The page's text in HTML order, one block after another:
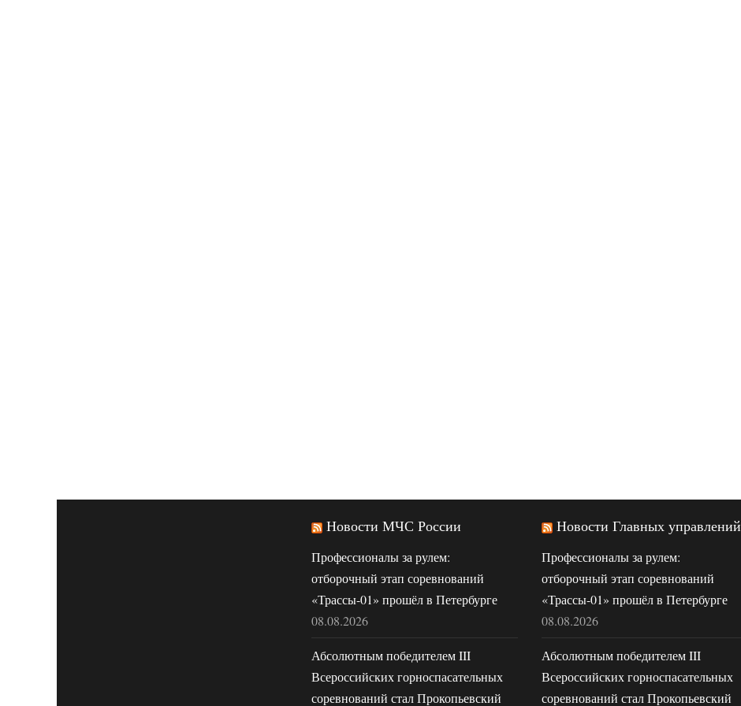
Новости МЧС России
Профессионалы за рулем:
отборочный этап соревнований
«Трассы-01» прошёл в Петербурге
08.08.2026
Абсолютным победителем III
Всероссийских горноспасательных
соревнований стал Прокопьевский
Новости Главных управлений
Профессионалы за рулем:
отборочный этап соревнований
«Трассы-01» прошёл в Петербурге
08.08.2026
Абсолютным победителем III
Всероссийских горноспасательных
соревнований стал Прокопьевский